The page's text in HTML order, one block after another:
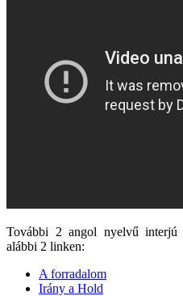
További 2 angol nyelvű interjú
alábbi 2 linken:
A forradalom
Irány a Hold